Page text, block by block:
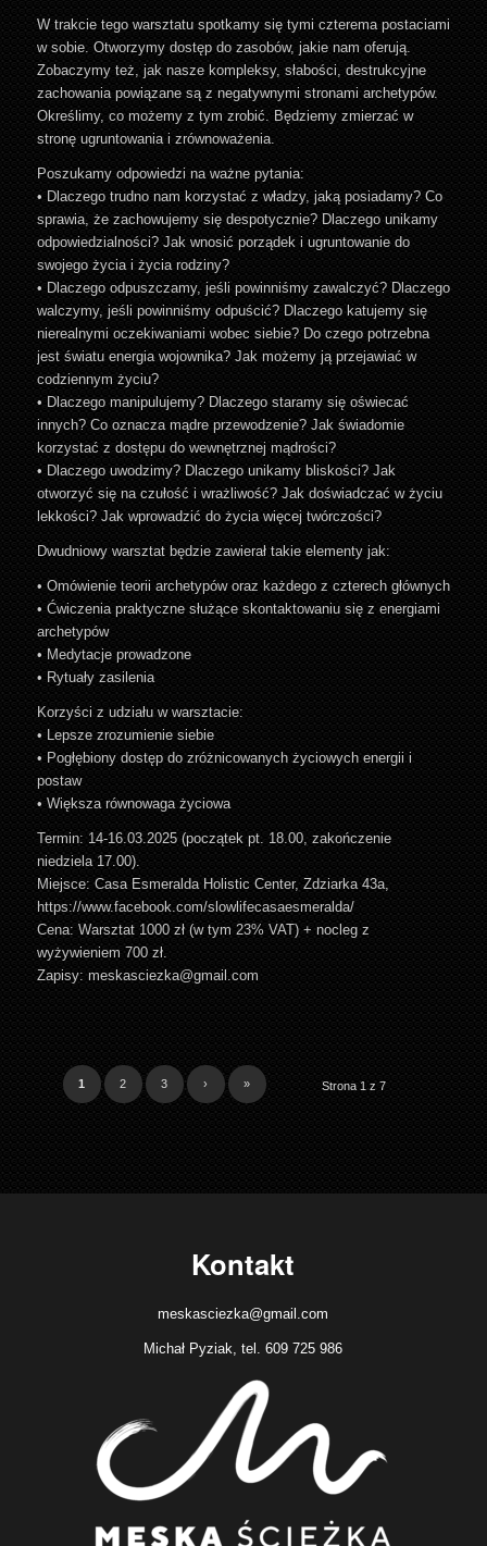
W trakcie tego warsztatu spotkamy się tymi czterema postaciami
w sobie. Otworzymy dostęp do zasobów, jakie nam oferują.
Zobaczymy też, jak nasze kompleksy, słabości, destrukcyjne
zachowania powiązane są z negatywnymi stronami archetypów.
Określimy, co możemy z tym zrobić. Będziemy zmierzać w
stronę ugruntowania i zrównoważenia.
Poszukamy odpowiedzi na ważne pytania:
• Dlaczego trudno nam korzystać z władzy, jaką posiadamy? Co
sprawia, że zachowujemy się despotycznie? Dlaczego unikamy
odpowiedzialności? Jak wnosić porządek i ugruntowanie do
swojego życia i życia rodziny?
• Dlaczego odpuszczamy, jeśli powinniśmy zawalczyć? Dlaczego
walczymy, jeśli powinniśmy odpuścić? Dlaczego katujemy się
nierealnymi oczekiwaniami wobec siebie? Do czego potrzebna
jest światu energia wojownika? Jak możemy ją przejawiać w
codziennym życiu?
• Dlaczego manipulujemy? Dlaczego staramy się oświecać
innych? Co oznacza mądre przewodzenie? Jak świadomie
korzystać z dostępu do wewnętrznej mądrości?
• Dlaczego uwodzimy? Dlaczego unikamy bliskości? Jak
otworzyć się na czułość i wrażliwość? Jak doświadczać w życiu
lekkości? Jak wprowadzić do życia więcej twórczości?
Dwudniowy warsztat będzie zawierał takie elementy jak:
• Omówienie teorii archetypów oraz każdego z czterech głównych
• Ćwiczenia praktyczne służące skontaktowaniu się z energiami
archetypów
• Medytacje prowadzone
• Rytuały zasilenia
Korzyści z udziału w warsztacie:
• Lepsze zrozumienie siebie
• Pogłębiony dostęp do zróżnicowanych życiowych energii i
postaw
• Większa równowaga życiowa
Termin: 14-16.03.2025 (początek pt. 18.00, zakończenie
niedziela 17.00).
Miejsce: Casa Esmeralda Holistic Center, Zdziarka 43a,
https://www.facebook.com/slowlifecasaesmeralda/
Cena: Warsztat 1000 zł (w tym 23% VAT) + nocleg z
wyżywieniem 700 zł.
Zapisy: meskasciezka@gmail.com
Strona 1 z 7
1 2 3 › »
Kontakt
meskasciezka@gmail.com
Michał Pyziak, tel. 609 725 986